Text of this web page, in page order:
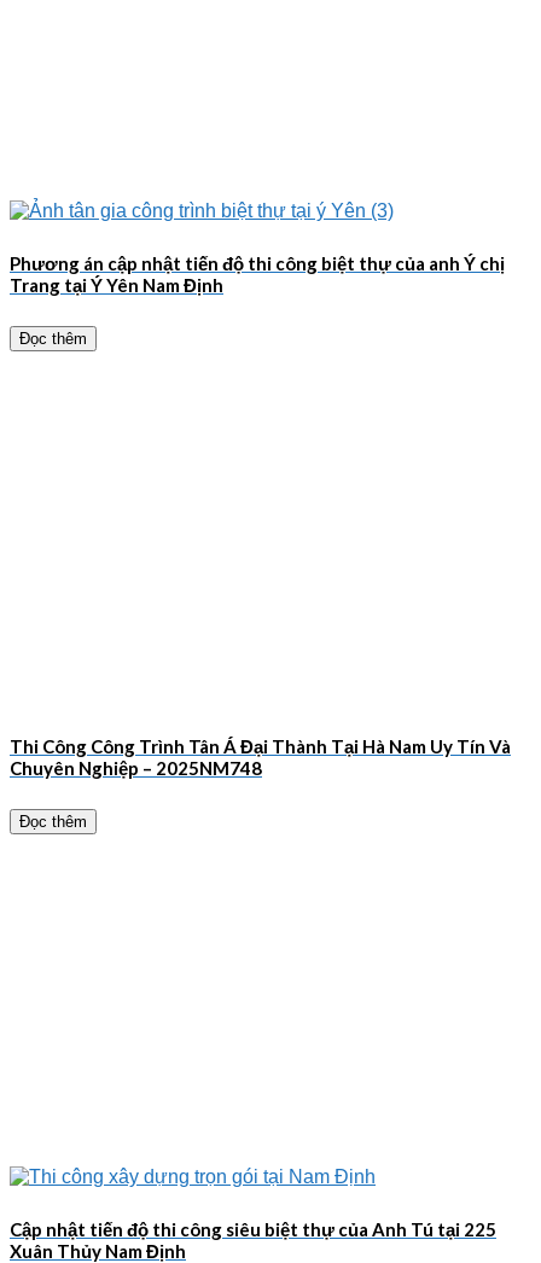
Phương án cập nhật tiến độ thi công biệt thự của anh Ý chị
Trang tại Ý Yên Nam Định
Đọc thêm
Thi Công Công Trình Tân Á Đại Thành Tại Hà Nam Uy Tín Và
Chuyên Nghiệp – 2025NM748
Đọc thêm
Cập nhật tiến độ thi công siêu biệt thự của Anh Tú tại 225
Xuân Thủy Nam Định